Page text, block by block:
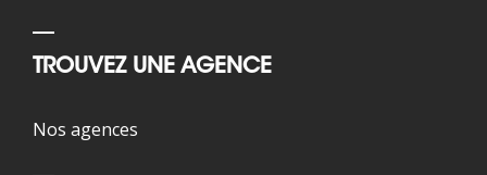
TROUVEZ UNE AGENCE
Nos agences